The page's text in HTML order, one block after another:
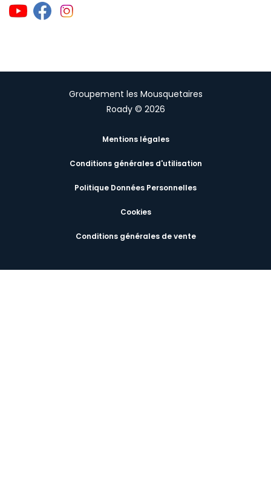
Groupement les Mousquetaires
Roady © 2026
Mentions légales
Conditions générales d'utilisation
Politique Données Personnelles
Cookies
Conditions générales de vente